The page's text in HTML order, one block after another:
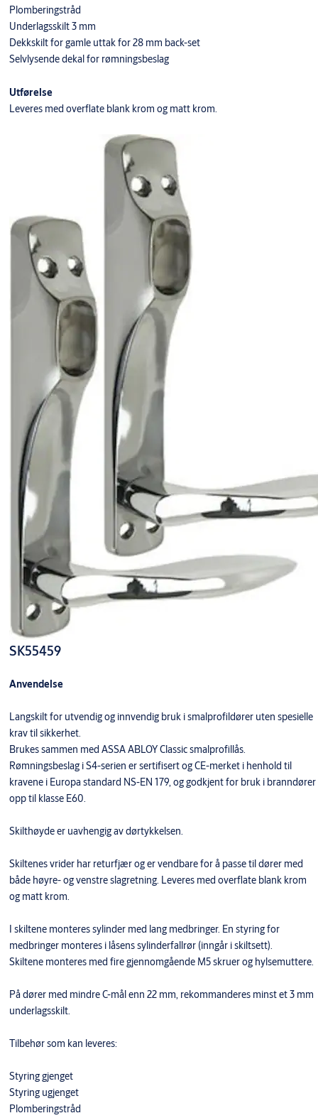
Plomberingstråd
Underlagsskilt 3 mm
Dekkskilt for gamle uttak for 28 mm back-set
Selvlysende dekal for rømningsbeslag
Utførelse
Leveres med overflate blank krom og matt krom.
SK55459
Anvendelse
Langskilt for utvendig og innvendig bruk i smalprofildører uten spesielle
krav til sikkerhet.
Brukes sammen med ASSA ABLOY Classic smalprofillås.
Rømningsbeslag i S4-serien er sertifisert og CE-merket i henhold til
kravene i Europa standard NS-EN 179, og godkjent for bruk i branndører
opp til klasse E60.
Skilthøyde er uavhengig av dørtykkelsen.
Skiltenes vrider har returfjær og er vendbare for å passe til dører med
både høyre- og venstre slagretning. Leveres med overflate blank krom
og matt krom.
I skiltene monteres sylinder med lang medbringer. En styring for
medbringer monteres i låsens sylinderfallrør (inngår i skiltsett).
Skiltene monteres med fire gjennomgående M5 skruer og hylsemuttere.
På dører med mindre C-mål enn 22 mm, rekommanderes minst et 3 mm
underlagsskilt.
Tilbehør som kan leveres:
Styring gjenget
Styring ugjenget
Plomberingstråd